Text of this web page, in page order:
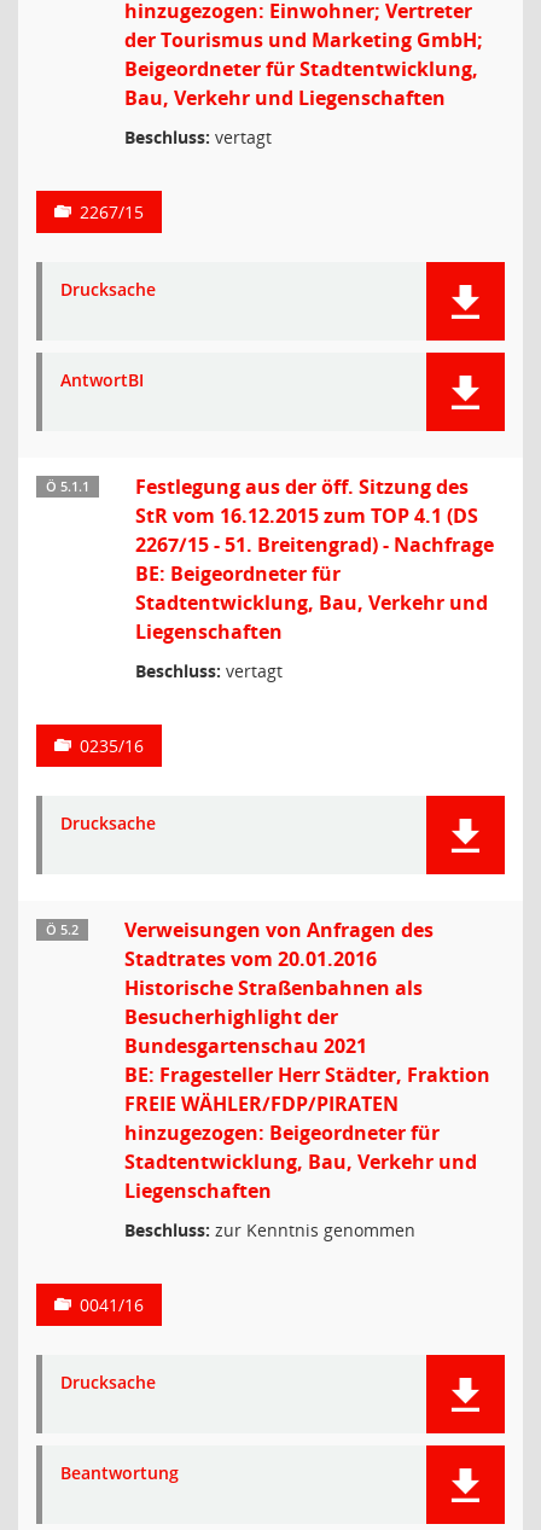
hinzugezogen: Einwohner; Vertreter
der Tourismus und Marketing GmbH;
Beigeordneter für Stadtentwicklung,
Bau, Verkehr und Liegenschaften
Beschluss: vertagt
2267/15
Drucksache
AntwortBI
Ö 5.1.1
Festlegung aus der öff. Sitzung des
StR vom 16.12.2015 zum TOP 4.1 (DS
2267/15 - 51. Breitengrad) - Nachfrage
BE: Beigeordneter für
Stadtentwicklung, Bau, Verkehr und
Liegenschaften
Beschluss: vertagt
0235/16
Drucksache
Ö 5.2
Verweisungen von Anfragen des
Stadtrates vom 20.01.2016
Historische Straßenbahnen als
Besucherhighlight der
Bundesgartenschau 2021
BE: Fragesteller Herr Städter, Fraktion
FREIE WÄHLER/FDP/PIRATEN
hinzugezogen: Beigeordneter für
Stadtentwicklung, Bau, Verkehr und
Liegenschaften
Beschluss: zur Kenntnis genommen
0041/16
Drucksache
Beantwortung